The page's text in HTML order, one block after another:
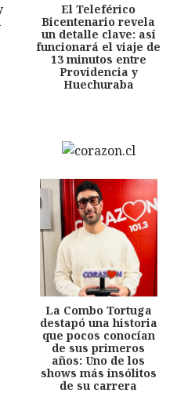
El Teleférico
Bicentenario revela
un detalle clave: así
funcionará el viaje de
13 minutos entre
Providencia y
Huechuraba
La Combo Tortuga
destapó una historia
que pocos conocían
de sus primeros
años: Uno de los
shows más insólitos
de su carrera